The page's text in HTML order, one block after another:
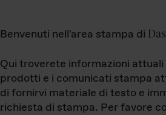
Benvenuti nell'area stampa di
Qui troverete informazioni
prodotti e i comunicati stampa
di fornirvi materiale di testo e
richiesta di stampa. Per favore